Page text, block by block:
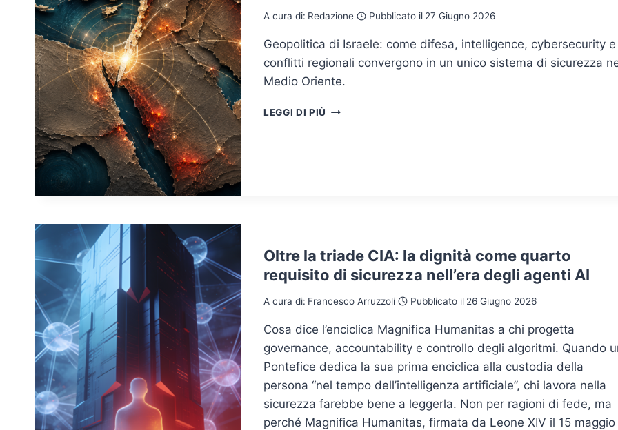
REGOLAMENTO
A cura di: Redazione Pubblicato il 27 Giugno 2026
Geopolitica di Israele: come difesa, intelligence, cybersecurity e
conflitti regionali convergono in un unico sistema di sicurezza
Medio Oriente.
LEGGI DI PIÙ GEOPOLITICA
Oltre la triade CIA: la dignità come quarto
requisito di sicurezza nell’era degli agenti AI
A cura di: Francesco Arruzzoli Pubblicato il 26 Giugno 2026
Cosa dice l’enciclica Magnifica Humanitas a chi progetta
governance, accountability e controllo degli algoritmi. Quando
Pontefice dedica la sua prima enciclica alla custodia della
persona “nel tempo dell’intelligenza artificiale”, chi lavora nella
sicurezza farebbe bene a leggerla. Non per ragioni di fede, ma
perché Magnifica Humanitas, firmata da Leone XIV il 15 maggio